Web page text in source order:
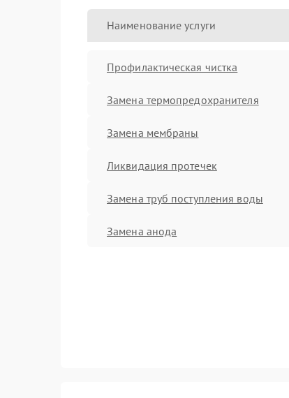
Наименование услуги
Профилактическая чистка
Замена термопредохранителя
Замена мембраны
Ликвидация протечек
Замена труб поступления воды
Замена анода